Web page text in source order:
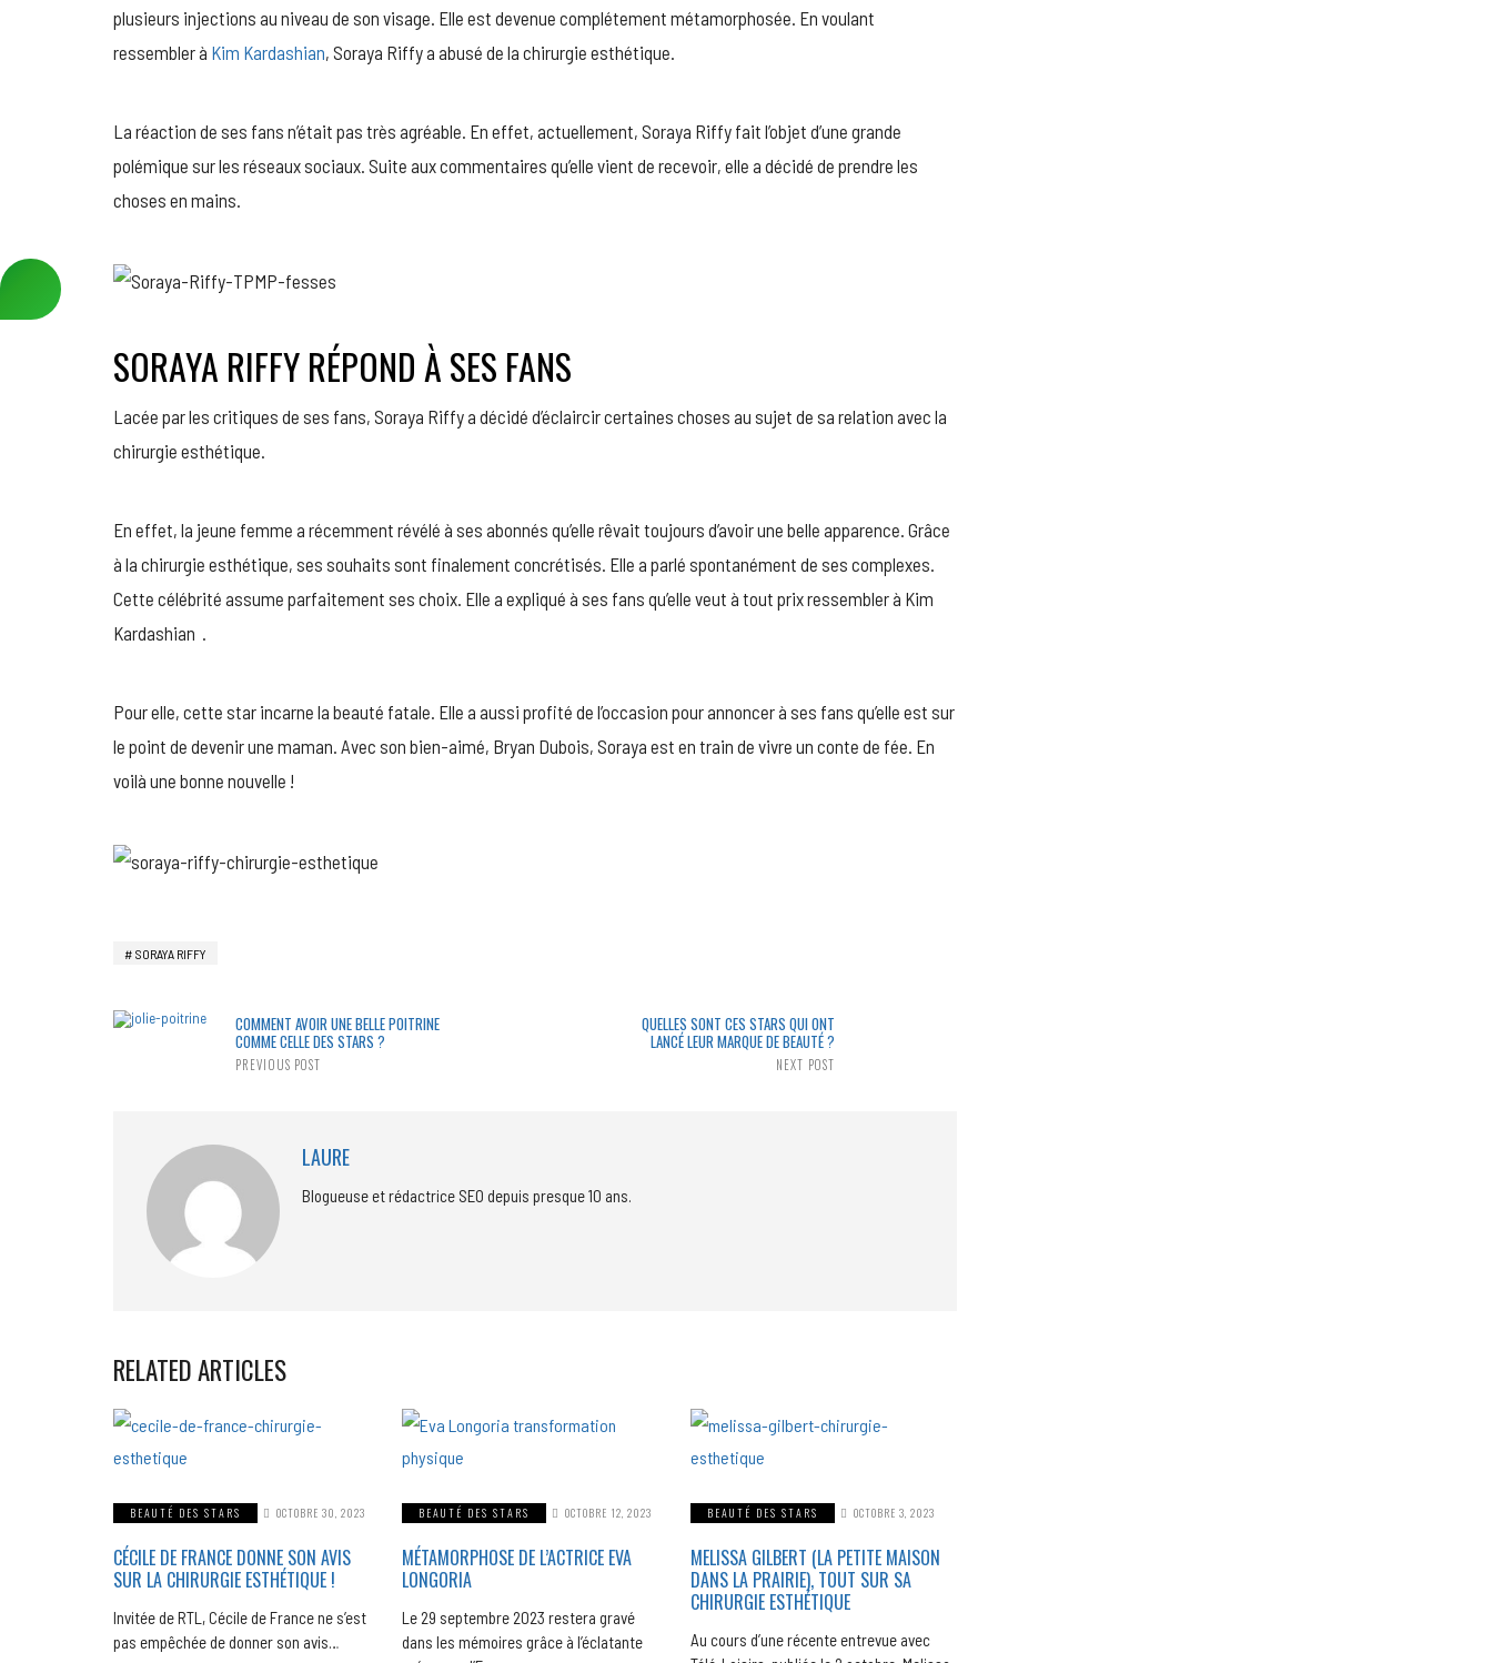
plusieurs injections au niveau de son visage. Elle est devenue complétement métamorphosée. En voulant
ressembler à Kim Kardashian, Soraya Riffy a abusé de la chirurgie esthétique.
La réaction de ses fans n’était pas très agréable. En effet, actuellement, Soraya Riffy fait l’objet d’une grande
polémique sur les réseaux sociaux. Suite aux commentaires qu’elle vient de recevoir, elle a décidé de prendre les
choses en mains.
SORAYA RIFFY RÉPOND À SES FANS
Lacée par les critiques de ses fans, Soraya Riffy a décidé d’éclaircir certaines choses au sujet de sa relation avec la
chirurgie esthétique.
En effet, la jeune femme a récemment révélé à ses abonnés qu’elle rêvait toujours d’avoir une belle apparence. Grâce
à la chirurgie esthétique, ses souhaits sont finalement concrétisés. Elle a parlé spontanément de ses complexes.
Cette célébrité assume parfaitement ses choix. Elle a expliqué à ses fans qu’elle veut à tout prix ressembler à Kim
Kardashian .
Pour elle, cette star incarne la beauté fatale. Elle a aussi profité de l’occasion pour annoncer à ses fans qu’elle est sur
le point de devenir une maman. Avec son bien-aimé, Bryan Dubois, Soraya est en train de vivre un conte de fée. En
voilà une bonne nouvelle !
SORAYA RIFFY
COMMENT AVOIR UNE BELLE POITRINE
COMME CELLE DES STARS ?
PREVIOUS POST
QUELLES SONT CES STARS QUI ONT
LANCÉ LEUR MARQUE DE BEAUTÉ ?
NEXT POST
LAURE
Blogueuse et rédactrice SEO depuis presque 10 ans.
RELATED ARTICLES
BEAUTÉ DES STARS OCTOBRE 30, 2023
CÉCILE DE FRANCE DONNE SON AVIS
SUR LA CHIRURGIE ESTHÉTIQUE !
Invitée de RTL, Cécile de France ne s’est
pas empêchée de donner son avis…
BEAUTÉ DES STARS OCTOBRE 12, 2023
MÉTAMORPHOSE DE L’ACTRICE EVA
LONGORIA
Le 29 septembre 2023 restera gravé
dans les mémoires grâce à l’éclatante
BEAUTÉ DES STARS OCTOBRE 3, 2023
MELISSA GILBERT (LA PETITE MAISON
DANS LA PRAIRIE), TOUT SUR SA
CHIRURGIE ESTHÉTIQUE
Au cours d’une récente entrevue avec